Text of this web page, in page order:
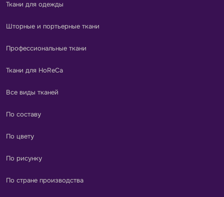
Ткани для одежды
Шторные и портьерные ткани
Профессиональные ткани
Ткани для HoReCa
Все виды тканей
По составу
По цвету
По рисунку
По стране производства